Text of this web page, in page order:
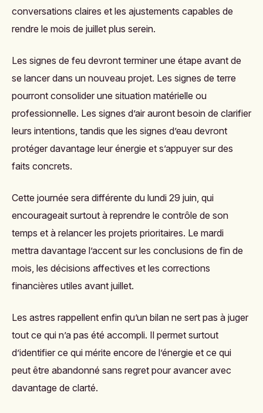
conversations claires et les ajustements capables de
rendre le mois de juillet plus serein.
Les signes de feu devront terminer une étape avant de
se lancer dans un nouveau projet. Les signes de terre
pourront consolider une situation matérielle ou
professionnelle. Les signes d’air auront besoin de clarifier
leurs intentions, tandis que les signes d’eau devront
protéger davantage leur énergie et s’appuyer sur des
faits concrets.
Cette journée sera différente du lundi 29 juin, qui
encourageait surtout à reprendre le contrôle de son
temps et à relancer les projets prioritaires. Le mardi
mettra davantage l’accent sur les conclusions de fin de
mois, les décisions affectives et les corrections
financières utiles avant juillet.
Les astres rappellent enfin qu’un bilan ne sert pas à juger
tout ce qui n’a pas été accompli. Il permet surtout
d’identifier ce qui mérite encore de l’énergie et ce qui
peut être abandonné sans regret pour avancer avec
davantage de clarté.